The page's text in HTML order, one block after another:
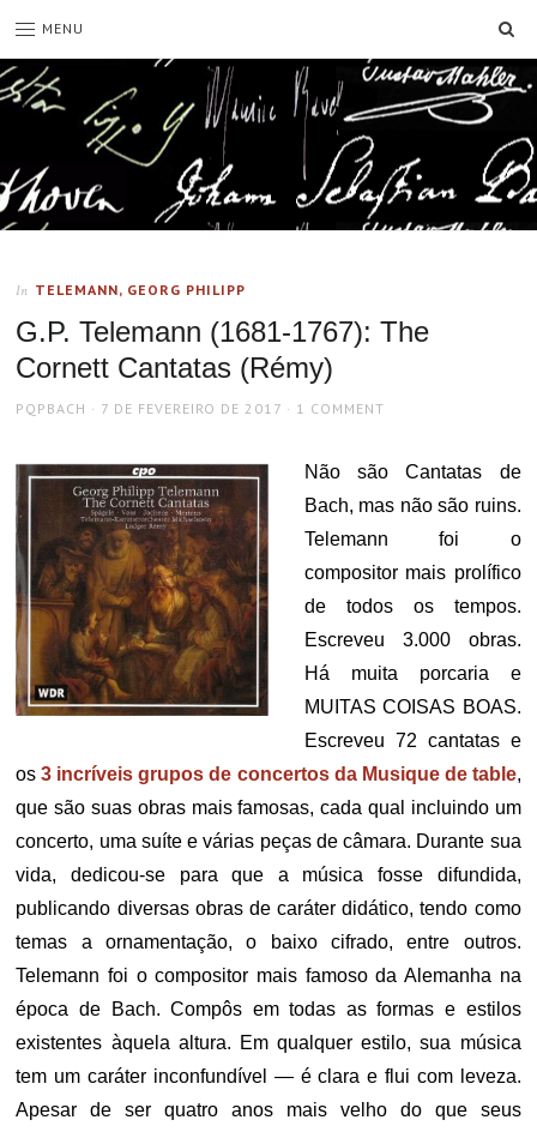
MENU
In TELEMANN, GEORG PHILIPP
G.P. Telemann (1681-1767): The
Cornett Cantatas (Rémy)
AUTHOR
PQPBACH
POSTED
7 DE FEVEREIRO DE 2017 1 COMMENT
Não são Cantatas de
Bach, mas não são ruins.
Telemann foi o
compositor mais prolífico
de todos os tempos.
Escreveu 3.000 obras.
Há muita porcaria e
MUITAS COISAS BOAS.
Escreveu 72 cantatas e
os3 incríveis grupos de concertos da Musique de table,
que são suas obras mais famosas, cada qual incluindo um
concerto, uma suíte e várias peças de câmara. Durante sua
vida, dedicou-se para que a música fosse difundida,
publicando diversas obras de caráter didático, tendo como
temas a ornamentação, o baixo cifrado, entre outros.
Telemann foi o compositor mais famoso da Alemanha na
época de Bach. Compôs em todas as formas e estilos
existentes àquela altura. Em qualquer estilo, sua música
tem um caráter inconfundível — é clara e flui com leveza.
Apesar de ser quatro anos mais velho do que seus